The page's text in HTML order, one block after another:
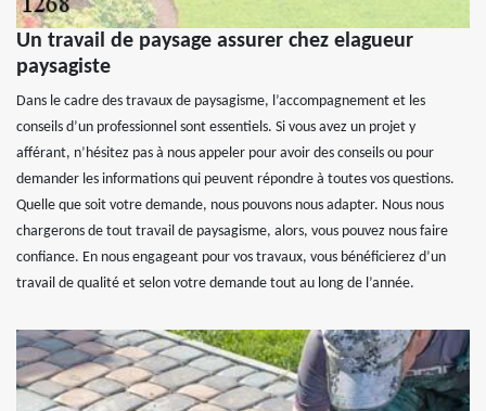
Un travail de paysage assurer chez elagueur
paysagiste
Dans le cadre des travaux de paysagisme, l’accompagnement et les
conseils d’un professionnel sont essentiels. Si vous avez un projet y
afférant, n’hésitez pas à nous appeler pour avoir des conseils ou pour
demander les informations qui peuvent répondre à toutes vos questions.
Quelle que soit votre demande, nous pouvons nous adapter. Nous nous
chargerons de tout travail de paysagisme, alors, vous pouvez nous faire
confiance. En nous engageant pour vos travaux, vous bénéficierez d’un
travail de qualité et selon votre demande tout au long de l’année.